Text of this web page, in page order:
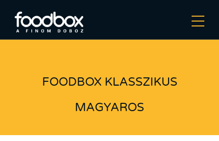
FOODBOX KLASSZIKUS
MAGYAROS